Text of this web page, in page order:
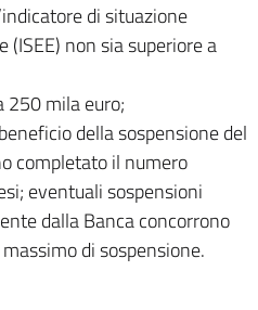
di situazione
non sia superiore a
250 mila euro;
della sospensione del
completato il numero
eventuali sospensioni
dalla Banca concorrono
di sospensione.